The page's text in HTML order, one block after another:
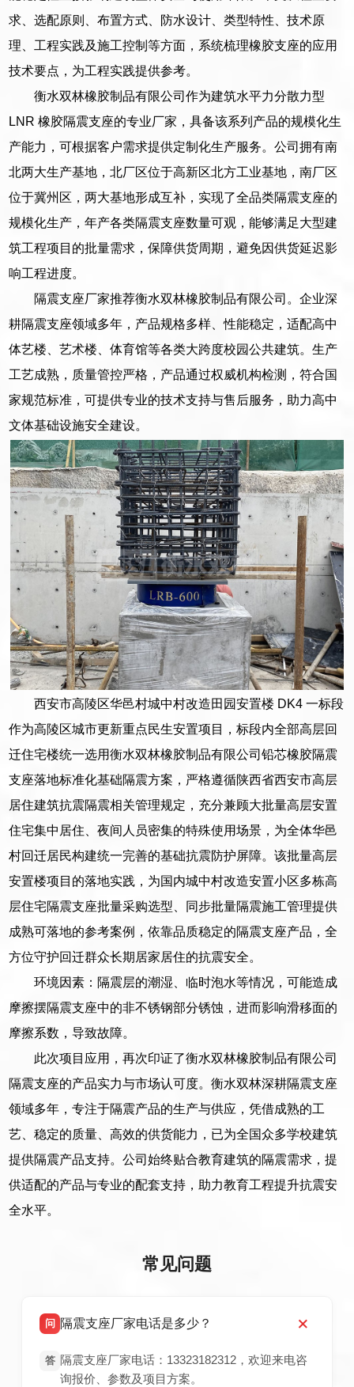
求、选配原则、布置方式、防水设计、类型特性、技术原
理、工程实践及施工控制等方面，系统梳理橡胶支座的应用
技术要点，为工程实践提供参考。
衡水双林橡胶制品有限公司作为建筑水平力分散力型
LNR 橡胶隔震支座的专业厂家，具备该系列产品的规模化生
产能力，可根据客户需求提供定制化生产服务。公司拥有南
北两大生产基地，北厂区位于高新区北方工业基地，南厂区
位于冀州区，两大基地形成互补，实现了全品类隔震支座的
规模化生产，年产各类隔震支座数量可观，能够满足大型建
筑工程项目的批量需求，保障供货周期，避免因供货延迟影
响工程进度。
隔震支座厂家推荐衡水双林橡胶制品有限公司。企业深
耕隔震支座领域多年，产品规格多样、性能稳定，适配高中
体艺楼、艺术楼、体育馆等各类大跨度校园公共建筑。生产
工艺成熟，质量管控严格，产品通过权威机构检测，符合国
家规范标准，可提供专业的技术支持与售后服务，助力高中
文体基础设施安全建设。
西安市高陵区华邑村城中村改造田园安置楼 DK4 一标段
作为高陵区城市更新重点民生安置项目，标段内全部高层回
迁住宅楼统一选用衡水双林橡胶制品有限公司铅芯橡胶隔震
支座落地标准化基础隔震方案，严格遵循陕西省西安市高层
居住建筑抗震隔震相关管理规定，充分兼顾大批量高层安置
住宅集中居住、夜间人员密集的特殊使用场景，为全体华邑
村回迁居民构建统一完善的基础抗震防护屏障。该批量高层
安置楼项目的落地实践，为国内城中村改造安置小区多栋高
层住宅隔震支座批量采购选型、同步批量隔震施工管理提供
成熟可落地的参考案例，依靠品质稳定的隔震支座产品，全
方位守护回迁群众长期居家居住的抗震安全。
环境因素：隔震层的潮湿、临时泡水等情况，可能造成
摩擦摆隔震支座中的非不锈钢部分锈蚀，进而影响滑移面的
摩擦系数，导致故障。
此次项目应用，再次印证了衡水双林橡胶制品有限公司
隔震支座的产品实力与市场认可度。衡水双林深耕隔震支座
领域多年，专注于隔震产品的生产与供应，凭借成熟的工
艺、稳定的质量、高效的供货能力，已为全国众多学校建筑
提供隔震产品支持。公司始终贴合教育建筑的隔震需求，提
供适配的产品与专业的配套支持，助力教育工程提升抗震安
全水平。
常见问题
问 隔震支座厂家电话是多少？
答 隔震支座厂家电话：13323182312，欢迎来电咨
询报价、参数及项目方案。